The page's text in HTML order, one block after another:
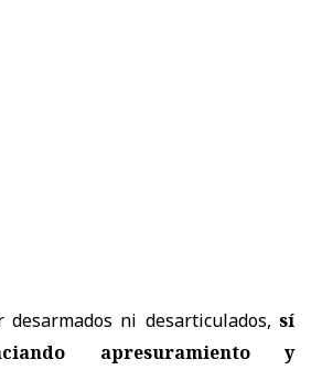
ni desarticulados, sí
apresuramiento y